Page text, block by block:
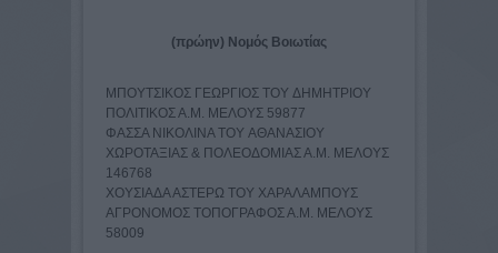
(πρώην) Νομός Βοιωτίας
ΜΠΟΥΤΣΙΚΟΣ ΓΕΩΡΓΙΟΣ TOY ΔΗΜΗΤΡΙΟY
ΠΟΛΙΤΙΚΟΣ Α.Μ. ΜΕΛΟΥΣ 59877
ΦΑΣΣΑ ΝΙΚΟΛΙΝΑ TOY ΑΘΑΝΑΣΙΟY
ΧΩΡΟΤΑΞΙΑΣ & ΠΟΛΕΟΔΟΜΙΑΣ Α.Μ. ΜΕΛΟΥΣ
146768
ΧΟΥΣΙΑΔΑ ΑΣΤΕΡΩ TOY ΧΑΡΑΛΑΜΠΟYΣ
ΑΓΡΟΝΟΜΟΣ ΤΟΠΟΓΡΑΦΟΣ Α.Μ. ΜΕΛΟΥΣ
58009